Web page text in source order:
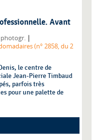
Avant
photogr. |
(n° 2858, du 2
le centre de
Jean-Pierre Timbaud
parfois très
pour une palette de